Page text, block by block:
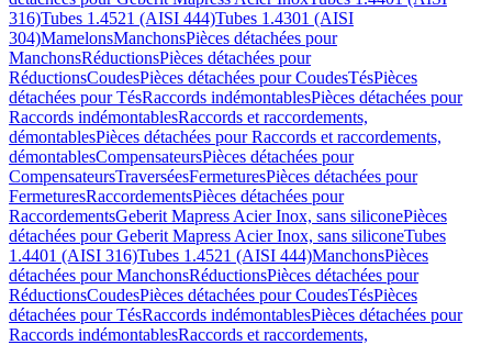
316)Tubes 1.4521 (AISI 444)Tubes 1.4301 (AISI
304)MamelonsManchonsPièces détachées pour
ManchonsRéductionsPièces détachées pour
RéductionsCoudesPièces détachées pour CoudesTésPièces
détachées pour TésRaccords indémontablesPièces détachées pour
Raccords indémontablesRaccords et raccordements,
démontablesPièces détachées pour Raccords et raccordements,
démontablesCompensateursPièces détachées pour
CompensateursTraverséesFermeturesPièces détachées pour
FermeturesRaccordementsPièces détachées pour
RaccordementsGeberit Mapress Acier Inox, sans siliconePièces
détachées pour Geberit Mapress Acier Inox, sans siliconeTubes
1.4401 (AISI 316)Tubes 1.4521 (AISI 444)ManchonsPièces
détachées pour ManchonsRéductionsPièces détachées pour
RéductionsCoudesPièces détachées pour CoudesTésPièces
détachées pour TésRaccords indémontablesPièces détachées pour
Raccords indémontablesRaccords et raccordements,